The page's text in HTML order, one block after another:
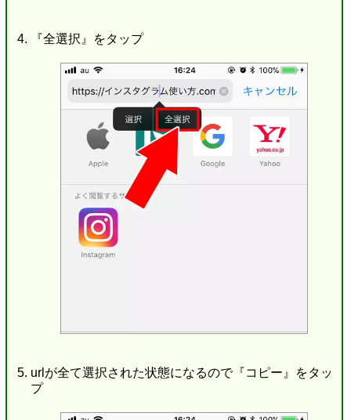
『全選択』をタップ
urlが全て選択された状態になるので『コピー』をタッ
プ